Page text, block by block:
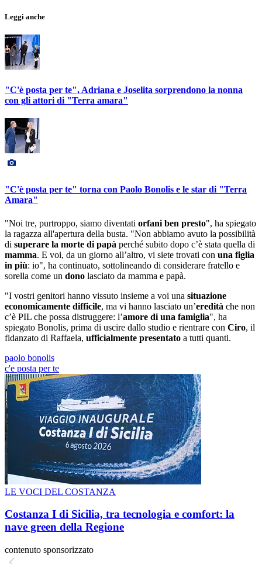
Leggi anche
"C'è posta per te", Adriana e Joselita sorprendono la nonna
con gli attori di "Terra amara"
"C'è posta per te" torna con Paolo Bonolis e le star di "Terra
Amara"
"Noi tre, purtroppo, siamo diventati orfani ben presto", ha spiegato
la ragazza all'apertura della busta. "Non abbiamo avuto la possibilità
di superare la morte di papà perché subito dopo c’è stata quella di
mamma. E voi, da un giorno all’altro, vi siete trovati con una figlia
in più: io", ha continuato, sottolineando di considerare fratello e
sorella come un dono lasciato da mamma e papà.
"I vostri genitori hanno vissuto insieme a voi una situazione
economicamente difficile, ma vi hanno lasciato un’eredità che non
c’è PIL che possa distruggere: l’amore di una famiglia", ha
spiegato Bonolis, prima di uscire dallo studio e rientrare con Ciro, il
fidanzato di Raffaela, ufficialmente presentato a tutti quanti.
paolo bonolis
c'e posta per te
LE VOCI DEL COSTANZA
Costanza I di Sicilia, tra tecnologia e comfort: la
nave green della Regione
contenuto sponsorizzato